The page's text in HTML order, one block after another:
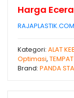
Harga
RAJAPLASTIK.COM
Kategori: ALAT
Optimasi,
Brand: PANDA